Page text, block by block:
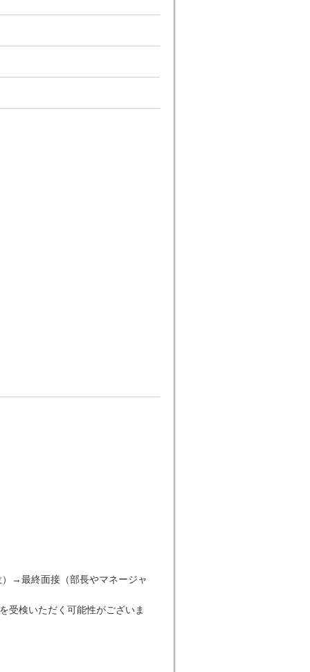
→最終面接（部長やマネージャ
受検いただく可能性がございま